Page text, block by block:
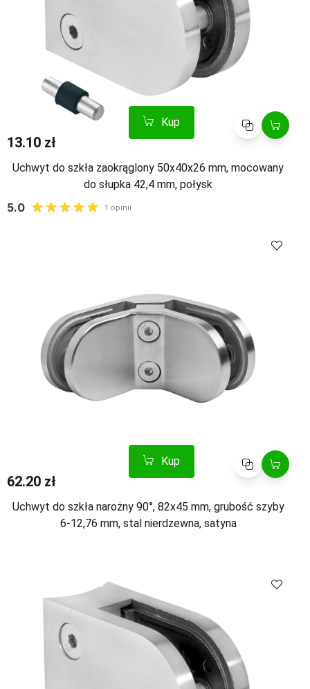
Kup Porównaj
13.10 zł
Uchwyt do szkła zaokrąglony 50x40x26 mm, mocowany
do słupka 42,4 mm, połysk
Kup Porównaj
62.20 zł
Uchwyt do szkła narożny 90°, 82x45 mm, grubość szyby
6-12,76 mm, stal nierdzewna, satyna